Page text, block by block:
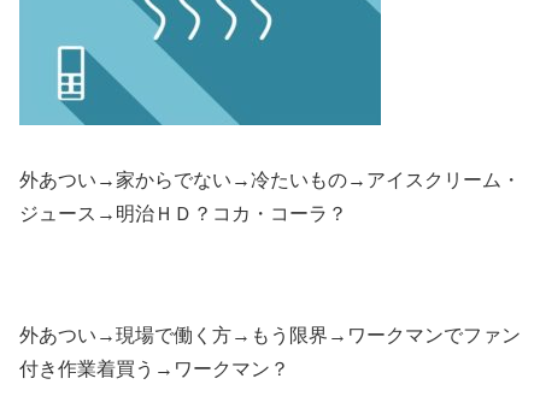
外あつい→家からでない→冷たいもの→アイスクリーム・
ジュース→明治ＨＤ？コカ・コーラ？
外あつい→現場で働く方→もう限界→ワークマンでファン
付き作業着買う→ワークマン？